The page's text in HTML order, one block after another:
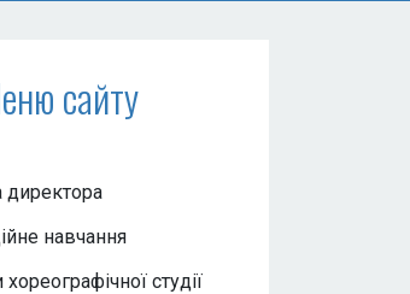
сайту
директора
навчання
хореографічної студії